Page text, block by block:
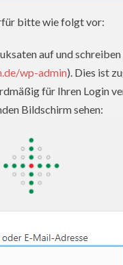
bitte wie folgt vor:
auf und
wp-admin). Dies ist
für Ihren Login
Bildschirm sehen: